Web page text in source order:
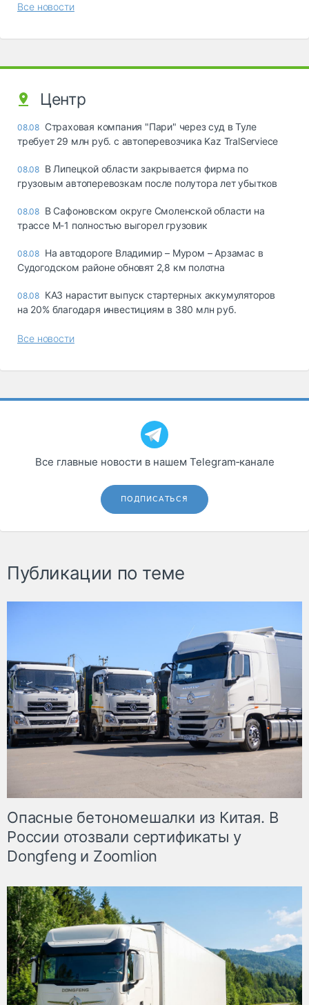
Все новости
Центр
08.08 Страховая компания "Пари" через суд в Туле
требует 29 млн руб. с автоперевозчика Kaz TralServiece
08.08 В Липецкой области закрывается фирма по
грузовым автоперевозкам после полутора лет убытков
08.08 В Сафоновском округе Смоленской области на
трассе М-1 полностью выгорел грузовик
08.08 На автодороге Владимир – Муром – Арзамас в
Судогодском районе обновят 2,8 км полотна
08.08 КАЗ нарастит выпуск стартерных аккумуляторов
на 20% благодаря инвестициям в 380 млн руб.
Все новости
Все главные новости в нашем Telegram‑канале
ПОДПИСАТЬСЯ
Публикации по теме
Опасные бетономешалки из Китая. В
России отозвали сертификаты у
Dongfeng и Zoomlion